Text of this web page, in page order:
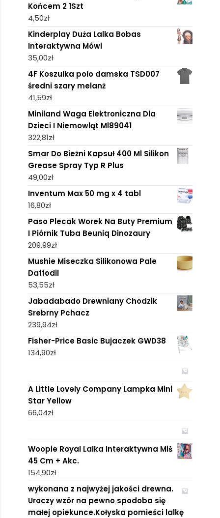
Końcem 2 1Szt
4,50zł
Kinderplay Duża Lalka Bobas
Interaktywna Mówi
35,00zł
4F Koszulka polo damska TSD007
średni szary melanż
41,59zł
Miniland Waga Elektroniczna Dla
Dzieci I Niemowląt Ml89041
322,81zł
Smar Do Bieżni Kapsuł 400 Ml Silikon
Grease Spray Typ R Plus
49,00zł
Inventum Max 50 mg x 4 tabl
16,80zł
Paso Plecak Worek Na Buty Premium
I Piórnik Tuba Beuniq Dinozaury
209,99zł
Mushie Miseczka Silikonowa Pale
Daffodil
53,55zł
Jabadabado Drewniany Chodzik
Srebrny Pchacz
239,94zł
Fisher-Price Basic Bujaczek GWD38
134,90zł
A Little Lovely Company Lampka Mini
Star Yellow
66,04zł
Woopie Royal Lalka Interaktywna Miś
45 Cm + Akc.
154,90zł
wykonana z najwyżej jakości drewna.
Uroczy wzór na pewno spodoba się
małej opiekunce.Kołyska pomieści lalkę